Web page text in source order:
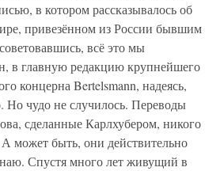
в котором рассказывалось об
привезённом из России бывшим
всё это мы
в главную редакцию крупнейшего
концерна Bertelsmann, надеясь,
Но чудо не случилось. Переводы
сделанные Карлхубером, никого
может быть, они действительно
Спустя много лет живущий в